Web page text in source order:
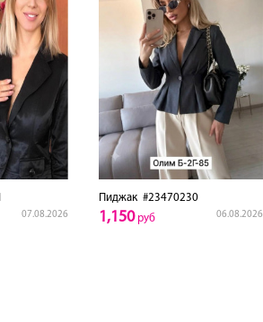
07.08.2026
Пиджак#23470230
06.08.2026
1,150руб